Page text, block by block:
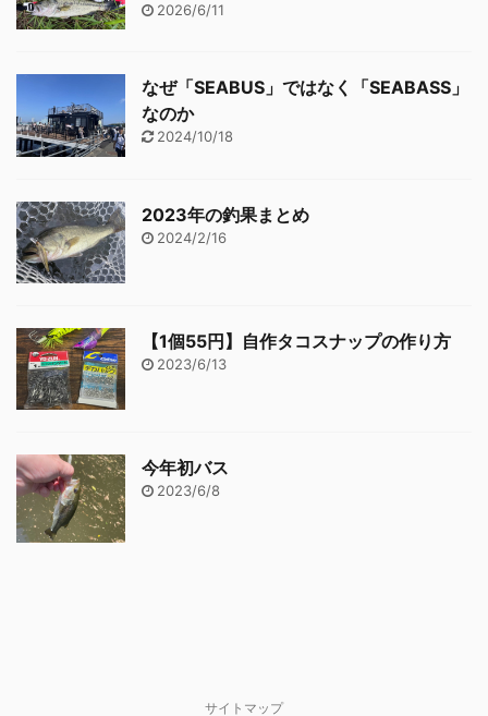
2026/6/11
なぜ「SEABUS」ではなく「SEABASS」
なのか
2024/10/18
2023年の釣果まとめ
2024/2/16
【1個55円】自作タコスナップの作り方
2023/6/13
今年初バス
2023/6/8
サイトマップ